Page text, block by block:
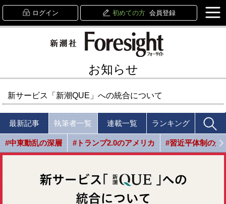
ログイン 初めての方 会員登録
お知らせ
新サービス「新潮QUE」への統合について
最新記事 執筆者一覧 連載一覧 ランキング
#中東動乱の深層 #トランプ2.0のアメリカ #習近平体制の光